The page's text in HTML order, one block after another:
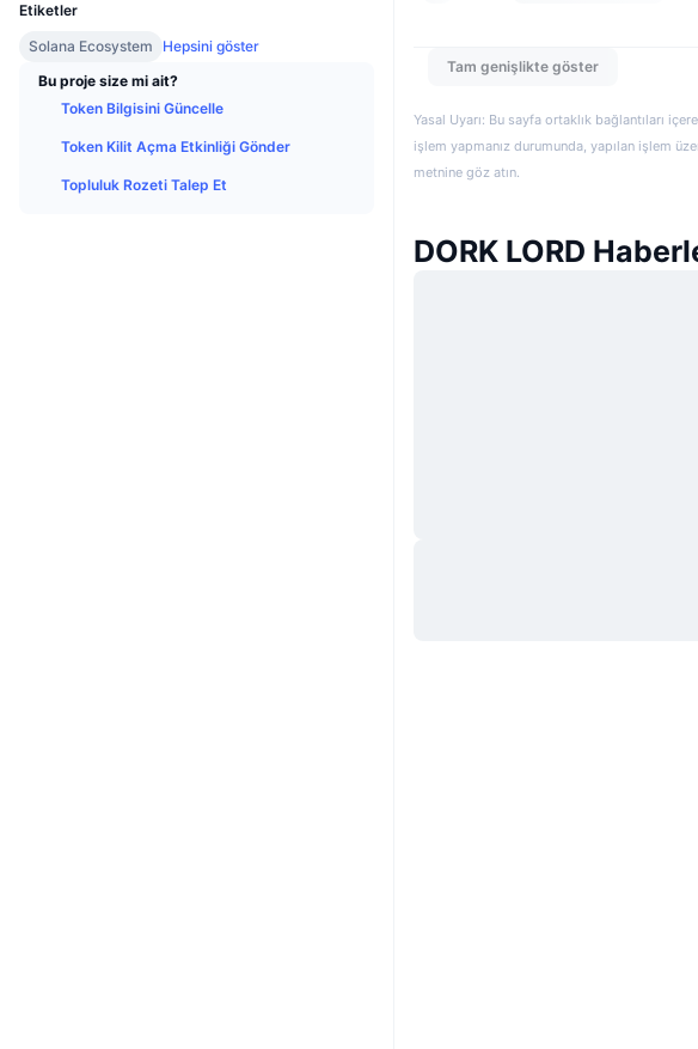
Etiketler
Solana Ecosystem
Hepsini göster
Bu proje size mi ait?
Token Bilgisini Güncelle
Token Kilit Açma Etkinliği Gönder
Topluluk Rozeti Talep Et
Tam genişlikte göster
Yasal Uyarı: Bu sayfa ortaklık bağlantıları
işlem yapmanız durumunda, yapılan işlem
metnine göz atın.
DORK LORD